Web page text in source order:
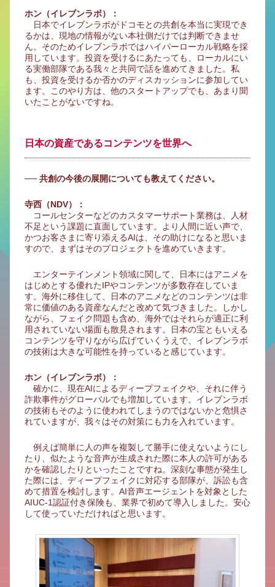
ホン（イレブンラボ）：
日本でイレブンラボがドコモとの共創を本当に実現でき
るかは、現地の情報がない本社側だけでは判断できませ
ん。そのためイレブンラボではハイパーローカル戦略を採
用しています。投資を受けるにあたっても、ローカルにい
る実働部隊である我々と共同で話を進めてきました。私
も、投資を受けるか否かのディスカッションに参加してい
ます。このやり方は、他のスタートアップでも、あまり聞
いたことがないですね。
日本の資産であるコンテンツを世界へ
── 共創の今後の展開についても教えてください。
寺西（NDV）：
コールセンターなどのカスタマーサポート業務は、人材
不足という課題に直面しています。より人間に近い声で、
かつお客さまに寄り添えるAIは、その助けになると思いま
すので、まずはそのプロジェクトを進めていきます。
エンターテインメント領域に関して、日本にはアニメを
はじめとする優れたIPやコンテンツが多数存在していま
す。海外に移住して、日本のアニメなどのコンテンツは非
常に価値のある資産なんだと改めて気づきました。しかし
ながら、フェイク問題も含め、海外ではそれらが適正に利
用されていない場面も散見されます。日本の宝ともいえる
コンテンツを守りながら広げていくうえで、イレブンラボ
の技術は大きな可能性を持っていると感じています。
ホン（イレブンラボ）：
確かに、現在AIによるディープフェイクや、それに伴う
詐欺事件がグローバルでも増加しています。イレブンラボ
の技術もそのように使われてしまうのではないかと危惧さ
れていますが、我々はその対策にも力を入れています。
例えば簡単に人の声を複製して勝手に使えないようにし
たり、似たような音声が生成された際に本人の許可がある
かを確認したりといったことですね。深刻な事態が発生し
た際には、ディープフェイクに対応する部隊が、訴訟も含
めて措置を検討します。AI音声エージェントを対象とした
AIUC-1認証付き保険も、業界で初めて導入しました。安心
して使っていただければと思います。